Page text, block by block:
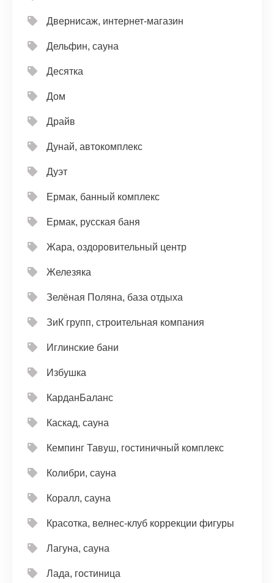
Двернисаж, интернет-магазин
Дельфин, сауна
Десятка
Дом
Драйв
Дунай, автокомплекс
Дуэт
Ермак, банный комплекс
Ермак, русская баня
Жара, оздоровительный центр
Железяка
Зелёная Поляна, база отдыха
ЗиК групп, строительная компания
Иглинские бани
Избушка
КарданБаланс
Каскад, сауна
Кемпинг Тавуш, гостиничный комплекс
Колибри, сауна
Коралл, сауна
Красотка, велнес-клуб коррекции фигуры
Лагуна, сауна
Лада, гостиница